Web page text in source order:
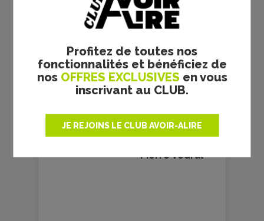
Profitez de toutes nos
fonctionnalités et bénéficiez de
nos OFFRES EXCLUSIVES en vous
inscrivant au CLUB.
JE REJOINS LE CLUB AVOIR-ALIRE
Pierre Vedral